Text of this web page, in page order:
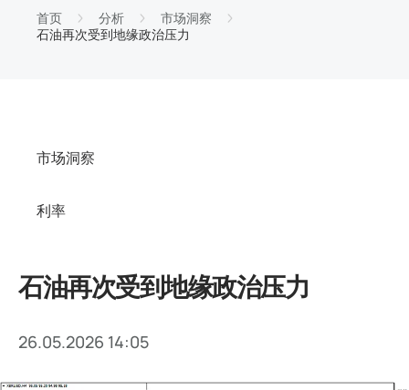
平台首页 分析
市场洞察
石油再次受到地缘政治压力
市场洞察
利率
石油再次受到地缘政治压力
26.05.2026 14:05